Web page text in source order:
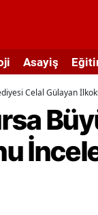
Asayiş
Celal Gülayan